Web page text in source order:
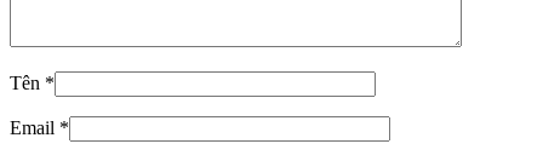
Tên *
Email *